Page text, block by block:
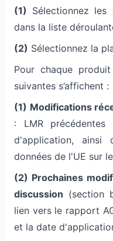
(1) Sélectionnez
dans la liste
(2) Sélectionnez la
Pour chaque
suivantes s’affichent :
(1) Modifications
: LMR
d'application,
données de l'UE sur
(2) Prochaines
discussion (section
lien vers le rapport
et la date